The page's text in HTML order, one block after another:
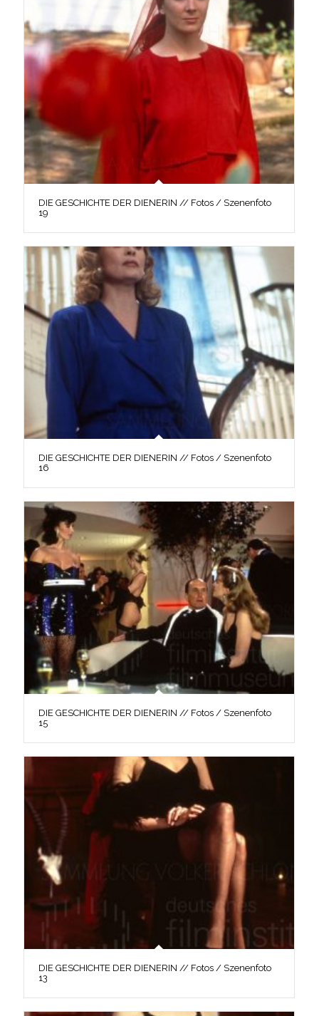
DIE GESCHICHTE DER DIENERIN // Fotos / Szenenfoto
19
DIE GESCHICHTE DER DIENERIN // Fotos / Szenenfoto
16
DIE GESCHICHTE DER DIENERIN // Fotos / Szenenfoto
15
DIE GESCHICHTE DER DIENERIN // Fotos / Szenenfoto
13